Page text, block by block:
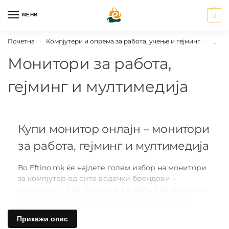
МЕНИ 0
Почетна › Компјутери и опрема за работа, учење и гејминг ›
Монитори за работа,
гејминг и мултимедија
Купи монитор онлајн – монитори
за работа, гејминг и мултимедија
Во Eftino.mk ќе најдете голем избор на монитори
за компјутер од сите водечки брендови –
гејминг и мултимедијална употреба. Без разлика
дали купувате монитор за домашна употреба, за
Прикажи опис